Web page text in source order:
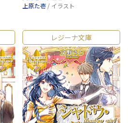
上原た壱 / イラスト
レジーナ文庫